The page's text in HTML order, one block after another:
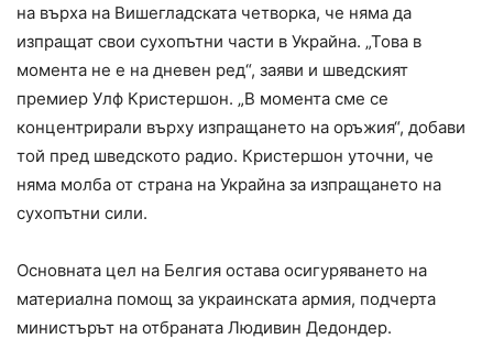
на върха на Вишегладската четворка, че няма да
изпращат свои сухопътни части в Украйна. „Това в
момента не е на дневен ред“, заяви и шведският
премиер Улф Кристершон. „В момента сме се
концентрирали върху изпращането на оръжия“, добави
той пред шведското радио. Кристершон уточни, че
няма молба от страна на Украйна за изпращането на
сухопътни сили.
Основната цел на Белгия остава осигуряването на
материална помощ за украинската армия, подчерта
министърът на отбраната Людивин Дедондер.